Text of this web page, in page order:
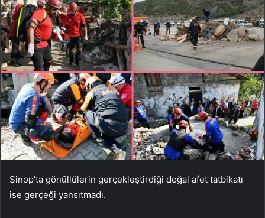
Sinop’ta gönüllülerin gerçekleştirdiği doğal afet tatbikatı
ise gerçeği yansıtmadı.